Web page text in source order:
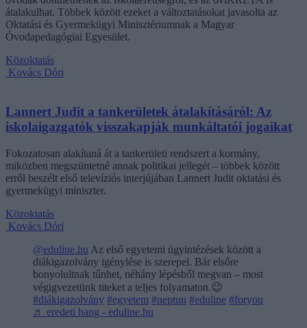
átalakulhat. Többek között ezeket a változtatásokat javasolta az
Oktatási és Gyermekügyi Minisztériumnak a Magyar
Óvodapedagógiai Egyesület.
Közoktatás
Kovács Dóri
Lannert Judit a tankerületek átalakításáról: Az
iskolaigazgatók visszakapják munkáltatói jogaikat
Fokozatosan alakítaná át a tankerületi rendszert a kormány,
miközben megszüntetné annak politikai jellegét – többek között
erről beszélt első televíziós interjújában Lannert Judit oktatási és
gyermekügyi miniszter.
Közoktatás
Kovács Dóri
@eduline.hu Az első egyetemi ügyintézések között a
diákigazolvány igénylése is szerepel. Bár elsőre
bonyolultnak tűnhet, néhány lépésből megvan – most
végigvezetünk titeket a teljes folyamaton.😉
#diákigazolvány #egyetem #neptun #eduline #foryou
♬ eredeti hang - eduline.hu